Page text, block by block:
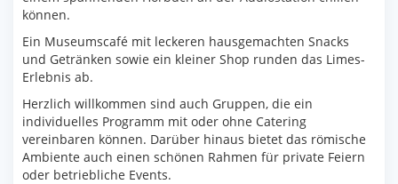
können.
Ein Museumscafé mit leckeren hausgemachten Snacks
und Getränken sowie ein kleiner Shop runden das Limes-
Erlebnis ab.
Herzlich willkommen sind auch Gruppen, die ein
individuelles Programm mit oder ohne Catering
vereinbaren können. Darüber hinaus bietet das römische
Ambiente auch einen schönen Rahmen für private Feiern
oder betriebliche Events.